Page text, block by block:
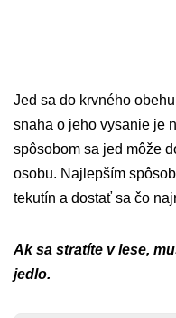
Jed sa do krvného
snaha o jeho vysanie je
spôsobom sa jed môže
osobu. Najlepším
tekutín a dostať sa čo
Ak sa stratíte v lese,
jedlo.